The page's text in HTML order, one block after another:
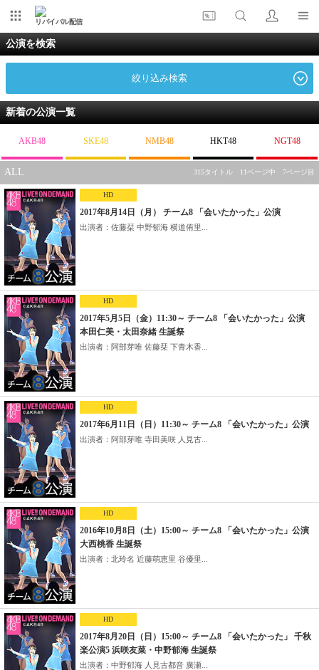
リバイバル配信
公演を検索
絞り込み検索
新着の公演一覧
AKB48 SKE48 NMB48 HKT48 NGT48
ALL 315タイトル 11ページ中 7ページ目
HD
2017年8月14日（月） チーム8 「会いたかった」公演
出演者：佐藤栞 中野郁海 横道侑里...
HD
2017年5月5日（金）11:30～ チーム8 「会いたかった」公演
本田仁美・太田奈緒 生誕祭
出演者：阿部芽唯 佐藤栞 下青木香...
HD
2017年6月11日（日）11:30～ チーム8 「会いたかった」公演
出演者：阿部芽唯 寺田美咲 人見古...
HD
2016年10月8日（土）15:00～ チーム8 「会いたかった」公演
大西桃香 生誕祭
出演者：北玲名 近藤萌恵里 谷優里...
HD
2017年8月20日（日）15:00～ チーム8 「会いたかった」 千秋
楽公演5 浜咲友菜・中野郁海 生誕祭
出演者：中野郁海 人見古都音 廣瀬...